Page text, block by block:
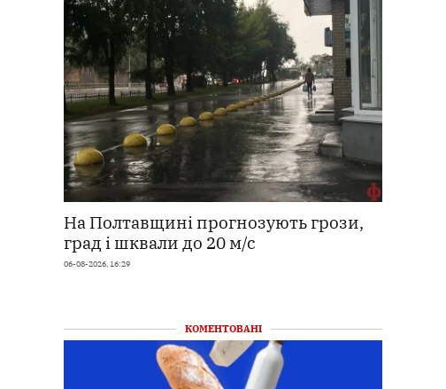
На Полтавщині прогнозують грози,
град і шквали до 20 м/с
06-08-2026, 16:29
КОМЕНТОВАНІ